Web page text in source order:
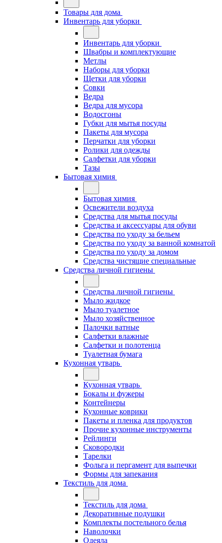
Товары для дома
Инвентарь для уборки
Инвентарь для уборки
Швабры и комплектующие
Метлы
Наборы для уборки
Щетки для уборки
Совки
Ведра
Ведра для мусора
Водосгоны
Губки для мытья посуды
Пакеты для мусора
Перчатки для уборки
Ролики для одежды
Салфетки для уборки
Тазы
Бытовая химия
Бытовая химия
Освежители воздуха
Средства для мытья посуды
Средства и аксессуары для обуви
Средства по уходу за бельем
Средства по уходу за ванной комнатой
Средства по уходу за домом
Средства чистящие специальные
Средства личной гигиены
Средства личной гигиены
Мыло жидкое
Мыло туалетное
Мыло хозяйственное
Палочки ватные
Салфетки влажные
Салфетки и полотенца
Туалетная бумага
Кухонная утварь
Кухонная утварь
Бокалы и фужеры
Контейнеры
Кухонные коврики
Пакеты и пленка для продуктов
Прочие кухонные инструменты
Рейлинги
Сковородки
Тарелки
Фольга и пергамент для выпечки
Формы для запекания
Текстиль для дома
Текстиль для дома
Декоративные подушки
Комплекты постельного белья
Наволочки
Одеяла